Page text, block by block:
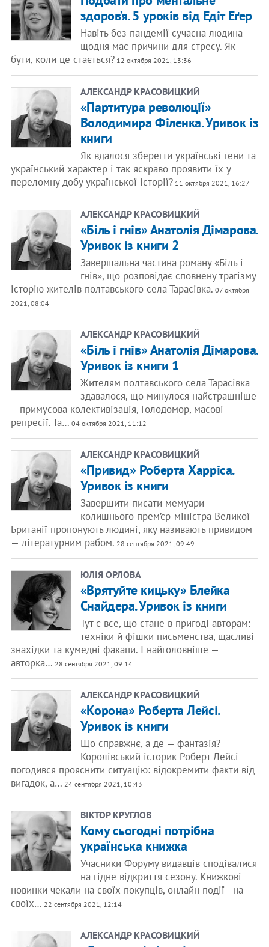
здоров’я. 5 уроків від Едіт Еґер
Навіть без пандемії сучасна людина
щодня має причини для стресу. Як
бути, коли це стається?12 октября 2021, 13:36
АЛЕКСАНДР КРАСОВИЦКИЙ
«Партитура революції»
Володимира Філенка. Уривок із
книги
Як вдалося зберегти українські гени та
український характер і так яскраво проявити їх у
переломну добу української історії?11 октября 2021, 16:27
АЛЕКСАНДР КРАСОВИЦКИЙ
«Біль і гнів» Анатолія Дімарова.
Уривок із книги 2
Завершальна частина роману «Біль і
гнів», що розповідає сповнену трагізму
історію жителів полтавського села Тарасівка. 07 октября
2021, 08:04
АЛЕКСАНДР КРАСОВИЦКИЙ
«Біль і гнів» Анатолія Дімарова.
Уривок із книги 1
Жителям полтавського села Тарасівка
здавалося, що минулося найстрашніше
– примусова колективізація, Голодомор, масові
репресії. Та… 04 октября 2021, 11:12
АЛЕКСАНДР КРАСОВИЦКИЙ
«Привид» Роберта Харріса.
Уривок із книги
Завершити писати мемуари
колишнього прем’єр-міністра Великої
Британії пропонують людині, яку називають привидом
— літературним рабом. 28 сентября 2021, 09:49
ЮЛІЯ ОРЛОВА
«Врятуйте кицьку» Блейка
Снайдера. Уривок із книги
Тут є все, що стане в пригоді авторам:
техніки й фішки письменства, щасливі
знахідки та кумедні факапи. І найголовніше —
авторка… 28 сентября 2021, 09:14
АЛЕКСАНДР КРАСОВИЦКИЙ
«Корона» Роберта Лейсі.
Уривок із книги
Що справжнє, а де — фантазія?
Королівський історик Роберт Лейсі
погодився прояснити ситуацію: відокремити факти від
вигадок, а… 24 сентября 2021, 10:43
ВІКТОР КРУГЛОВ
Кому сьогодні потрібна
українська книжка
Учасники Форуму видавців сподівалися
на гідне відкриття сезону. Книжкові
новинки чекали на своїх покупців, онлайн події - на
своїх… 22 сентября 2021, 12:14
АЛЕКСАНДР КРАСОВИЦКИЙ